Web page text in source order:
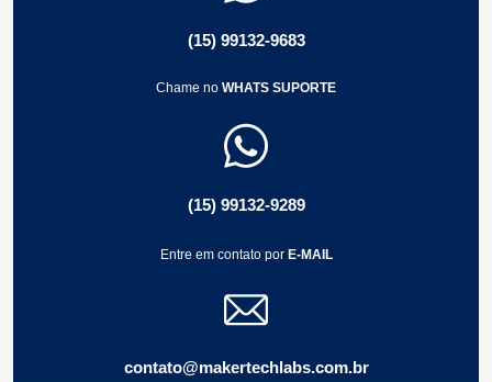
(15) 99132-9683
Chame no WHATS SUPORTE
(15) 99132-9289
Entre em contato por E-MAIL
contato@makertechlabs.com.br